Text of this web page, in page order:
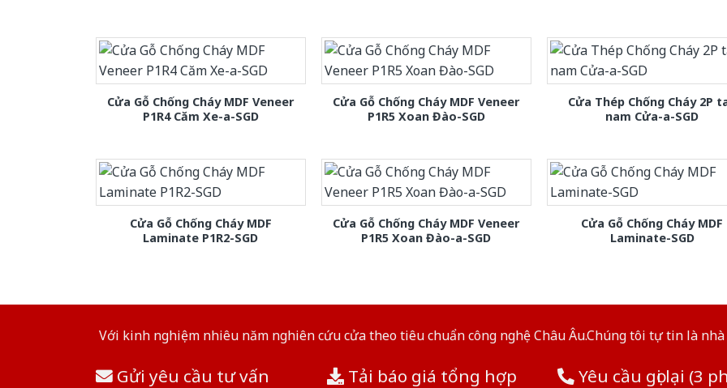
Cửa Gỗ Chống Cháy MDF Veneer
P1R4 Căm Xe-a-SGD
Cửa Gỗ Chống Cháy MDF Veneer
P1R5 Xoan Đào-SGD
Cửa Thép Chống Cháy 2P
nam Cửa-a-SGD
Cửa Gỗ Chống Cháy MDF
Laminate P1R2-SGD
Cửa Gỗ Chống Cháy MDF Veneer
P1R5 Xoan Đào-a-SGD
Cửa Gỗ Chống Cháy MDF
Laminate-SGD
Với kinh nghiệm nhiêu năm nghiên cứu cửa theo tiêu chuẩn công nghệ Châu Âu.Chúng tôi tự tin là
Gửi yêu cầu tư vấn Tải báo giá tổng hợp Yêu cầu gọi lại (3